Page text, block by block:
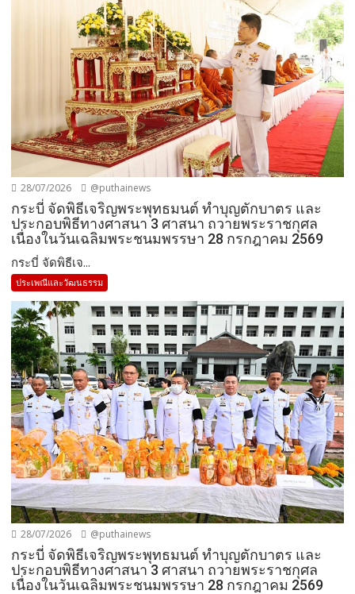
28/07/2026 @puthainews
กระบี่ จัดพิธีเจริญพระพุทธมนต์ ทำบุญตักบาตร และ
ประกอบพิธีทางศาสนา 3 ศาสนา ถวายพระราชกุศล
เนื่องในวันเฉลิมพระชนมพรรษา 28 กรกฎาคม 2569
กระบี่ จัดพิธีเจ...
ประเพณีและวัฒนธรรม
28/07/2026 @puthainews
กระบี่ จัดพิธีเจริญพระพุทธมนต์ ทำบุญตักบาตร และ
ประกอบพิธีทางศาสนา 3 ศาสนา ถวายพระราชกุศล
เนื่องในวันเฉลิมพระชนมพรรษา 28 กรกฎาคม 2569